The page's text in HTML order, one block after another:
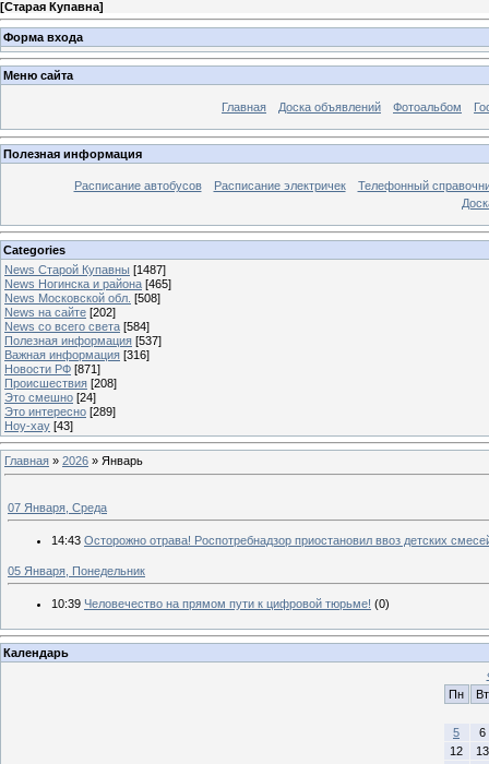
[Старая Купавна]
Форма входа
Меню сайта
Главная Доска объявлений Фотоальбом
Полезная информация
Расписание автобусов Расписание электричек
Телефонный
Categories
News Старой Купавны [1487]
News Ногинска и района [465]
News Московской обл. [508]
News на сайте [202]
News со всего света [584]
Полезная информация [537]
Важная информация [316]
Новости РФ [871]
Происшествия [208]
Это смешно [24]
Это интересно [289]
Ноу-хау [43]
Главная » 2026 » Январь
07 Января, Среда
14:43 Осторожно отрава! Роспотребнадзор приостановил ввоз детских
05 Января, Понедельник
10:39 Человечество на прямом пути к цифровой тюрьме! (0)
Календарь
Пн
Вт
5
6
12
13